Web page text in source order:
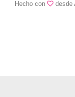
Hecho con desde